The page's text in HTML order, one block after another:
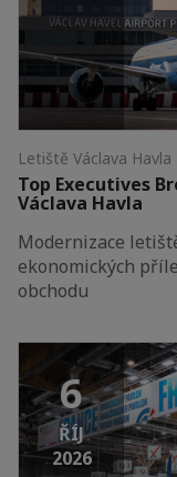
Letiště Václava
Top Executives
Václava Havla
Modernizace
ekonomických
obchodu
6
ŘÍJ
2026